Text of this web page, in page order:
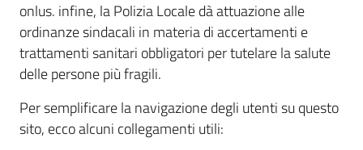
onlus. infine, la Polizia Locale dà attuazione alle
ordinanze sindacali in materia di accertamenti e
trattamenti sanitari obbligatori per tutelare la salute
delle persone più fragili.
Per semplificare la navigazione degli utenti su questo
sito, ecco alcuni collegamenti utili: